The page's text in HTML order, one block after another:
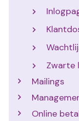
Zwarte
Mailings
Online